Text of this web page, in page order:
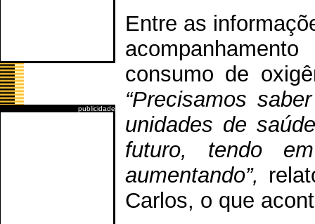
publicidade
Entre as
consumo de
“Precisamos
unidades de
futuro, tendo
aumentando”,
Carlos, o que